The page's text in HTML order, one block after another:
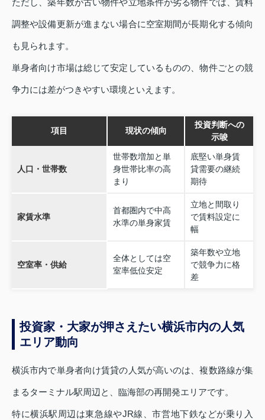
ただし、築年数が古い物件や立地条件が劣る物件では、賃料
調整や設備更新が進まない場合に空室期間が長期化する傾向
も見られます。
単身者向け市場は総じて安定しているものの、物件ごとの競
争力には差がつきやすい環境といえます。
項目 現状の傾向
投資判断への
示唆
人口・世帯数
世帯数増加と単
身世帯比率の高
まり
底堅い単身賃
貸需要の継続
期待
家賃水準
首都圏内で中高
水準の単身家賃
立地と間取り
で賃料設定に
幅
空室率・供給
全体としては空
室率低位安定
築年数や立地
で競争力に格
差
投資家・大家が押さえたい横浜市内の人気
エリア動向
横浜市内で単身者向け賃貸の人気が高いのは、複数路線が集
まるターミナル駅周辺と、臨海部の再開発エリアです。
特に横浜駅周辺は東急線やJR線、市営地下鉄などが乗り入